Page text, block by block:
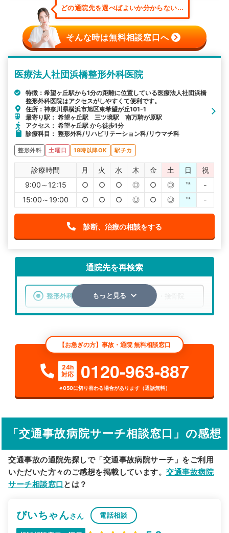
どの通院先を選べばよいか分からない...
そんな時は無料相談窓口へ
医療法人社団浜橋整形外科医院
特徴：希望ヶ丘駅から1分の距離に位置している医療法人社団浜橋
整形外科医院はアクセスがしやすくて便利です。
住所：神奈川県横浜市旭区東希望が丘101-1
最寄り駅： 希望ヶ丘駅 三ツ境駅 南万騎が原駅
アクセス： 希望ヶ丘駅 から徒歩1分
診療科目： 整形外科/リハビリテーション科/リウマチ科
整形外科 土曜日 18時以降OK 駅チカ
診療時間 月 火 水 木 金 土 日
祝
9:00～12:15
○ ○ ○ ◎ ○ ◎ ℡
-
15:00～19:00
○ ○ ○ ◎ ○ ◎ ℡ -
診断、治療の相談をする
通院先を再検索
整形外科 整骨院・接骨院
検索する
詳細条件で絞り込む
その他の検索方法
駅から探す 院名から探す
もっと見る
【お急ぎの方】事故・通院 無料相談窓口
24h
対応
0120-963-887
※050に切り替わる場合があります（通話無料）
「交通事故病院サーチ相談窓口」の感想
交通事故の通院先探しで「交通事故病院サーチ」をご利用
いただいた方々のご感想を掲載しています。交通事故病院
サーチ相談窓口 とは？
ぴいちゃんさん 電話相談